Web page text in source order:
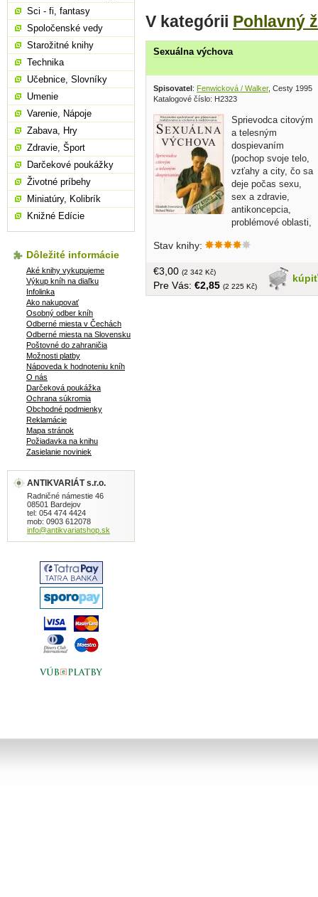
V kategórii Pohlavný
Sexuálna výchova
Spisovatel: Fenwicková / Walker, Cesty 1995
Katalogové číslo: H2323
Sprievodca citovým
a telesným
dospievaním
(pochop svoje telo,
vzťahy a city, čo sa
deje počas sexu,
sex a zdravie,
antikoncepcia,
problémové oblasti,
strán
Stav knihy:
kúpiť
€3,00 (2 342 Kč)
Pre Vás: €2,85 (2 225 Kč)
Sci - fi, fantasy
Spoločenské vedy
Starožitné knihy
Technika
Učebnice, Slovníky
Umenie
Varenie, Nápoje
Zabava, Hry
Zdravie, Šport
Darčekové poukážky
Životné príbehy
Miniatúry, Kolibrík
Knižné Edície
Dôležité informácie
Aké knihy vykupujeme
Výkup kníh na diaľku
Infolinka
Ako nakupovať
Osobný odber kníh
Odberné miesta v Čechách
Odberné miesta na Slovensku
Poštovné do zahraničia
Možnosti platby
Nápoveda k hodnoteniu kníh
O nás
Darčeková poukážka
Ochrana súkromia
Obchodné podmienky
Reklamácie
Mapa stránok
Požiadavka na knihu
Zasielanie noviniek
ANTIKVARIÁT s.r.o.
Radničné námestie 46
08501 Bardejov
tel: 054 474 4424
mob: 0903 612078
info@antikvariatshop.sk